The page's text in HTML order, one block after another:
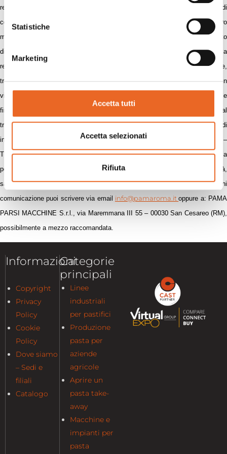
Statistiche
Marketing
Accetta tutti
Accetta selezionati
Rifiuta
relazione al trattamento dei tuoi dati personali tra i quali: 5.1 il diritto di
conoscere, mediante accesso al registro previsto dal D.L. 196/2003 ovvero
mediante richiesta al responsabile del trattamento, l’esistenza di trattamento
di dati che possono riguardarti; 5.2 il diritto di ottenere l’aggiornamento, la
rettifica ovvero l’integrazione dei dati nonché la loro cancellazione,
trasformazione in forma anonima ovvero il loro blocco qualora trattati in
violazione della legge; 5.3 il diritto di opporti al trattamento conforme alle
finalità sopra indicate solo per motivi legittimi; 5.4 il diritto di opporti al
trattamento dei dati a fini di informazione commerciale o promozionale, di
invio di materiale pubblicitario o di compimento di ricerche di mercato. 6 –
Titolare del trattamento dei dati è PAMA PARSI MACCHINE S.r.l., nella
persona che, di volta in volta, ha la legale rappresentanza della società,
salvo che sia nominato un responsabile ai sensi del D.L. 196/2003. Per ogni
comunicazione puoi scrivere via email info@pamaroma.itoppure a: PAMA
PARSI MACCHINE S.r.l., via Maremmana III 55 – 00030 San Cesareo (RM),
possibilmente a mezzo raccomandata.
Informazioni
Copyright
Privacy
Policy
Cookie
Policy
Dove siamo
– Sedi e
filiali
Catalogo
Categorie
principali
Linee
industriali
per pastifici
Produzione
pasta per
aziende
agricole
Aprire un
pasta take-
away
Macchine e
impianti per
pasta